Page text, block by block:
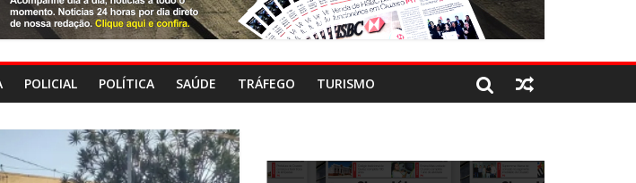
POLICIAL POLÍTICA SAÚDE TRÁFEGO TURISMO